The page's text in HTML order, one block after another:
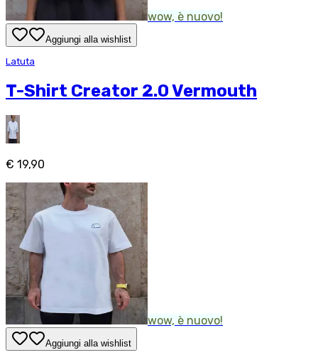
wow, è nuovo!
Aggiungi alla wishlist
Latuta
T-Shirt Creator 2.0 Vermouth
€ 19,90
wow, è nuovo!
Aggiungi alla wishlist